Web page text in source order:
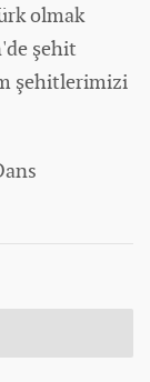
olmak
şehit
şehitlerimizi